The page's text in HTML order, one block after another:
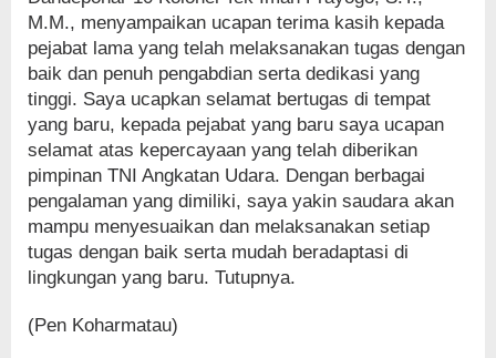
M.M., menyampaikan ucapan terima kasih kepada
pejabat lama yang telah melaksanakan tugas dengan
baik dan penuh pengabdian serta dedikasi yang
tinggi. Saya ucapkan selamat bertugas di tempat
yang baru, kepada pejabat yang baru saya ucapan
selamat atas kepercayaan yang telah diberikan
pimpinan TNI Angkatan Udara. Dengan berbagai
pengalaman yang dimiliki, saya yakin saudara akan
mampu menyesuaikan dan melaksanakan setiap
tugas dengan baik serta mudah beradaptasi di
lingkungan yang baru. Tutupnya.
(Pen Koharmatau)